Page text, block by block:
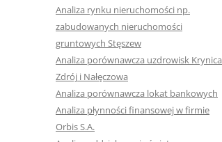
Analiza rynku nieruchomości np.
zabudowanych nieruchomości
gruntowych Stęszew
Analiza porównawcza uzdrowisk Krynica
Zdrój i Nałęczowa
Analiza porównawcza lokat bankowych
Analiza płynności finansowej w firmie
Orbis S.A.